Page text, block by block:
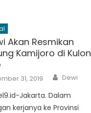
Akan Resmikan
Kamijoro di Kulon
31, 2019 Author
Dewi
Jakarta. Dalam
kerjanya ke Provinsi